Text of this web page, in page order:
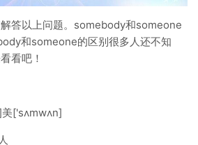
答以上问题。somebody和someone
和someone的区别很多人还不知
看吧！
['sʌmwʌn]